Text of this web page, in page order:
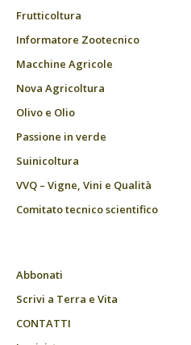
Frutticoltura
Informatore Zootecnico
Macchine Agricole
Nova Agricoltura
Olivo e Olio
Passione in verde
Suinicoltura
VVQ – Vigne, Vini e Qualità
Comitato tecnico scientifico
Abbonati
Scrivi a Terra e Vita
CONTATTI